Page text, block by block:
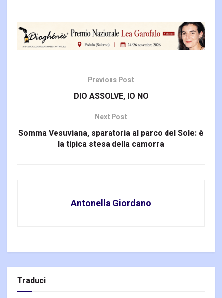
Previous Post
DIO ASSOLVE, IO NO
Next Post
Somma Vesuviana, sparatoria al parco del Sole: è
la tipica stesa della camorra
Antonella Giordano
Traduci